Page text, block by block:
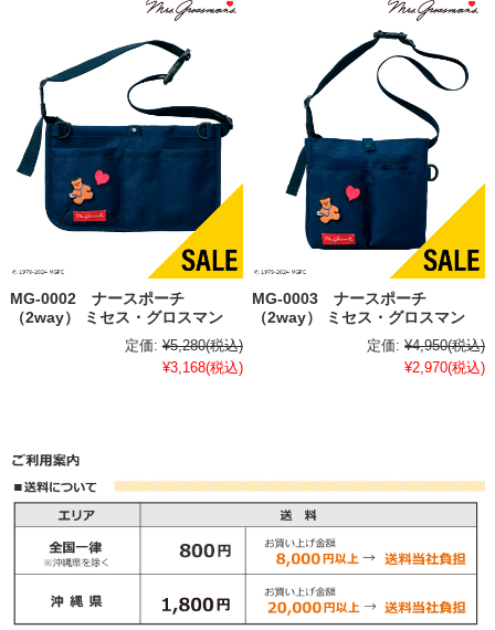
MG-0002 ナースポーチ
（2way） ミセス・グロスマン
定価: ¥5,280(税込)
¥3,168(税込)
MG-0003 ナースポーチ
（2way） ミセス・グロスマン
定価: ¥4,950(税込)
¥2,970(税込)